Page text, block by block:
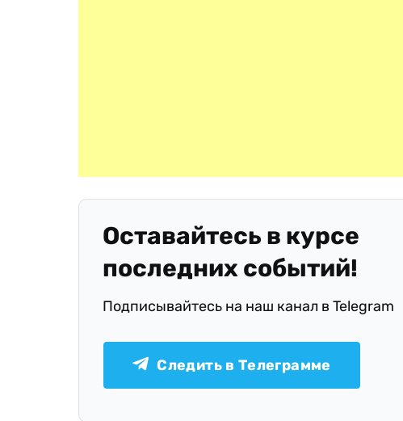
Оставайтесь в курсе
последних событий!
Подписывайтесь на наш канал в Telegram
Следить в Телеграмме